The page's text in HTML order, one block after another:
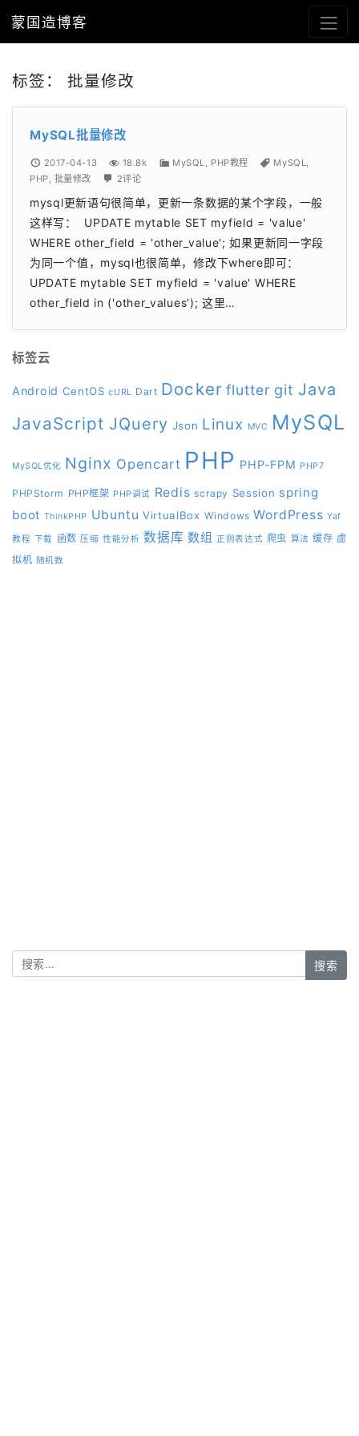
蒙国造博客
标签： 批量修改
MySQL批量修改
2017-04-13 18.8k MySQL PHP教程 MySQL
PHP 批量修改 2评论
mysql更新语句很简单，更新一条数据的某个字段，一般
这样写： UPDATE mytable SET myfield = 'value'
WHERE other_field = 'other_value'; 如果更新同一字段
为同一个值，mysql也很简单，修改下where即可：
UPDATE mytable SET myfield = 'value' WHERE
other_field in ('other_values'); 这里…
标签云
Android CentOS cURL Dart Docker flutter git Java
JavaScript JQuery Json Linux MVC MySQL
MySQL优化 Nginx Opencart PHP PHP-FPM PHP7
PHPStorm PHP框架 PHP调试 Redis scrapy Session spring
boot ThinkPHP Ubuntu VirtualBox Windows WordPress Yaf
教程 下载 函数 压缩 性能分析 数据库 数组 正则表达式 爬虫 算法 缓存 虚
拟机 随机数